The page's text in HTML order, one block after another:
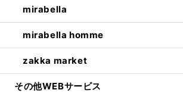
mirabella
mirabella homme
zakka market
その他WEBサービス